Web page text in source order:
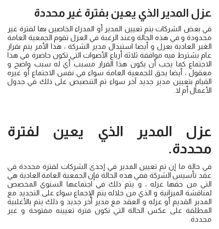
عزل المدير الذي يعين بفترة غير محددة
في بعض الشركات يتم تعيين المدير أو المدراء الخاصين بها لفترة غير
محدودة و في هذه الحالة وعند الرغبة في العزل تقوم الجمعية العامة
الغير العادية بعزل و أيضا استبدال مدير الشركة ، هذا الأمر يتم بقرار
عام يشترط فيه موافقة ثلاثة أرباع الأصوات التي تكون حاضرة في هذا
الاجتماع كما يجب أن يكون هذا القرار مسبب أي له سبب واضح و
معقول ، أيضا يحق للجمعية العامة سواء في نفس الاجتماع أو غيره
القيام بتعيين مدير جديد آخر سواء تم التنصيص على ذلك في جدول
الأعمال أم لا.
عزل المدير الذي يعين لفترة
محددة.
في حالة ما إن تم تعيين المدير في إحدى الشركات لفترة محددة في
عقد تأسيس الشركة ففي هذه الحالة فإن الجمعية العامة العادية هي
التي من حقها عزله ، و يتم ذلك في اجتماعها السنوي المخصص
لمناقشة الميزانية و الذي من خلاله يتم الإجماع سواء على التجديد مع
المدير القديم أو عزله و العقد مع مدير آخر جديد و ذلك يتم بالأغلبية
المطلقة على عكس الحالة التي تكون فترة تعيينه مفتوحة و غير
محددة.